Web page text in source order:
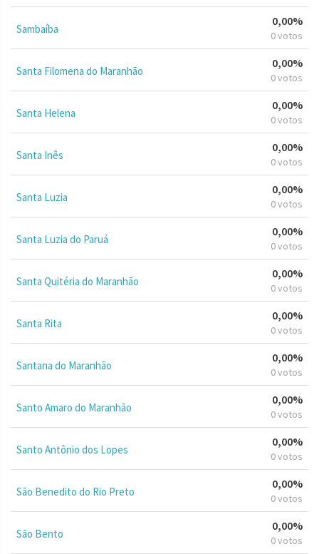
Sambaíba
0,00%
0 votos
Santa Filomena do Maranhão
0,00%
0 votos
Santa Helena
0,00%
0 votos
Santa Inês
0,00%
0 votos
Santa Luzia
0,00%
0 votos
Santa Luzia do Paruá
0,00%
0 votos
Santa Quitéria do Maranhão
0,00%
0 votos
Santa Rita
0,00%
0 votos
Santana do Maranhão
0,00%
0 votos
Santo Amaro do Maranhão
0,00%
0 votos
Santo Antônio dos Lopes
0,00%
0 votos
São Benedito do Rio Preto
0,00%
0 votos
São Bento
0,00%
0 votos